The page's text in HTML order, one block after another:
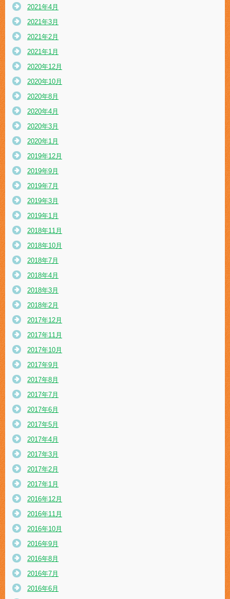
2021年4月
2021年3月
2021年2月
2021年1月
2020年12月
2020年10月
2020年8月
2020年4月
2020年3月
2020年1月
2019年12月
2019年9月
2019年7月
2019年3月
2019年1月
2018年11月
2018年10月
2018年7月
2018年4月
2018年3月
2018年2月
2017年12月
2017年11月
2017年10月
2017年9月
2017年8月
2017年7月
2017年6月
2017年5月
2017年4月
2017年3月
2017年2月
2017年1月
2016年12月
2016年11月
2016年10月
2016年9月
2016年8月
2016年7月
2016年6月